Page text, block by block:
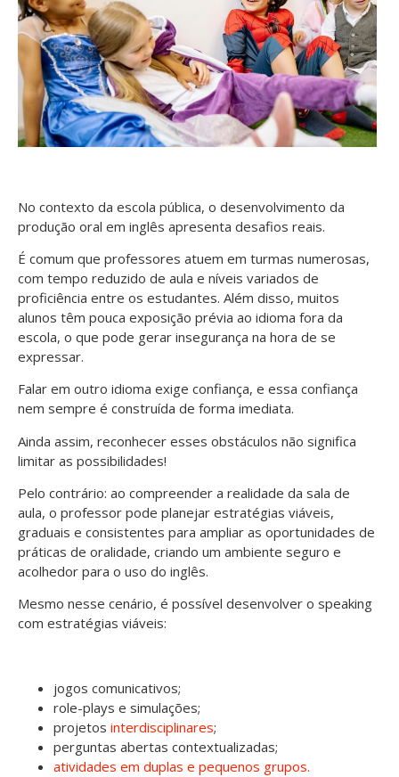
No contexto da escola pública, o desenvolvimento da
produção oral em inglês apresenta desafios reais.
É comum que professores atuem em turmas numerosas,
com tempo reduzido de aula e níveis variados de
proficiência entre os estudantes. Além disso, muitos
alunos têm pouca exposição prévia ao idioma fora da
escola, o que pode gerar insegurança na hora de se
expressar.
Falar em outro idioma exige confiança, e essa confiança
nem sempre é construída de forma imediata.
Ainda assim, reconhecer esses obstáculos não significa
limitar as possibilidades!
Pelo contrário: ao compreender a realidade da sala de
aula, o professor pode planejar estratégias viáveis,
graduais e consistentes para ampliar as oportunidades de
práticas de oralidade, criando um ambiente seguro e
acolhedor para o uso do inglês.
Mesmo nesse cenário, é possível desenvolver o speaking
com estratégias viáveis:
jogos comunicativos;
role-plays e simulações;
projetos interdisciplinares;
perguntas abertas contextualizadas;
atividades em duplas e pequenos grupos.